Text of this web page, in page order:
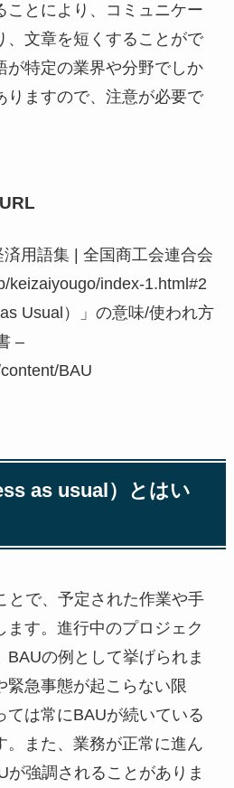
ことにより、コミュニケー
、文章を短くすることがで
が特定の業界や分野でしか
りますので、注意が必要で
用語集 | 全国商工会連合会
keizaiyougo/index-1.html#2
Usual）」の意味/使われ方
–
BAU
as usual）とはい
とで、予定された作業や手
ます。進行中のプロジェク
BAUの例として挙げられま
緊急事態が起こらない限
ては常にBAUが続いている
。また、業務が正常に進ん
が強調されることがありま